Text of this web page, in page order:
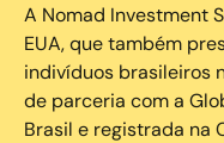
‍A Nomad Investment
EUA, que também
indivíduos brasileiros
de parceria com a
Brasil e registrada na